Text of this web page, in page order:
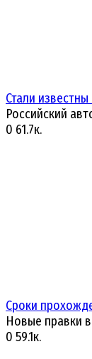
Стали
Российский
0 61.7к.
Сроки
Новые правки
0 59.1к.